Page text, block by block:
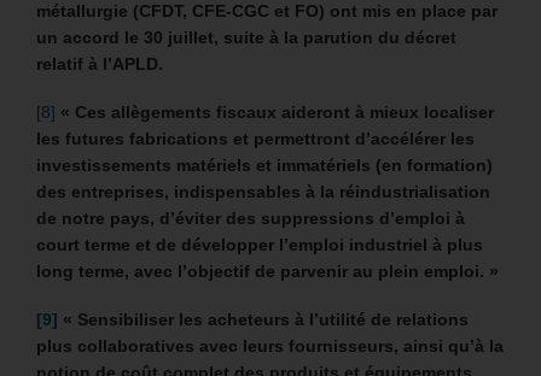
métallurgie (CFDT, CFE-CGC et FO) ont mis en place par
un accord le 30 juillet, suite à la parution du décret
relatif à l’APLD.
[8] « Ces allègements fiscaux aideront à mieux localiser
les futures fabrications et permettront d’accélérer les
investissements matériels et immatériels (en formation)
des entreprises, indispensables à la réindustrialisation
de notre pays, d’éviter des suppressions d’emploi à
court terme et de développer l’emploi industriel à plus
long terme, avec l’objectif de parvenir au plein emploi. »
[9] « Sensibiliser les acheteurs à l’utilité de relations
plus collaboratives avec leurs fournisseurs, ainsi qu’à la